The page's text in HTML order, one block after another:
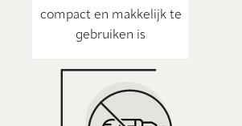
compact en makkelijk te
gebruiken is